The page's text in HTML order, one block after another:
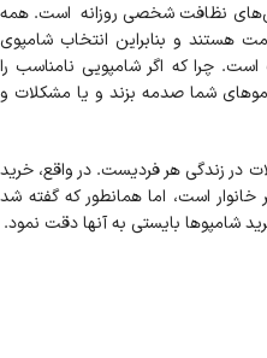
نظافت شخصی روزانه است. همه
هستند و بنابراین انتخاب شامپوی
چرا که اگر شامپویی نامناسب را
شما صدمه بزند و یا مشکلات و
در زندگی هر فردیست. در واقع، خرید
است، اما همانطور که گفته شد
شامپوها بایستی به آنها دقت نمود.